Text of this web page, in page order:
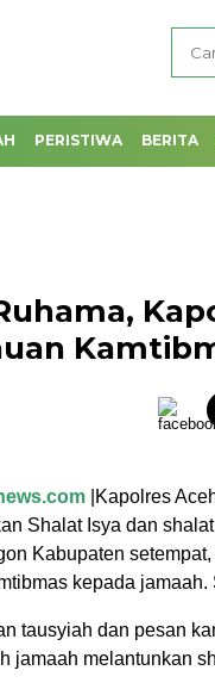
PERISTIWA BERITA
|Kapolres
Shalat Isya dan
Kabupaten
kepada jamaah.
tausyiah dan pesan
jamaah melantunkan